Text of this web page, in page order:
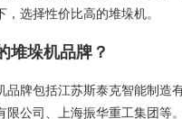
选择性价比高的堆垛机。
堆垛机品牌？
品牌包括江苏斯泰克智能制造
限公司、上海振华重工集团等